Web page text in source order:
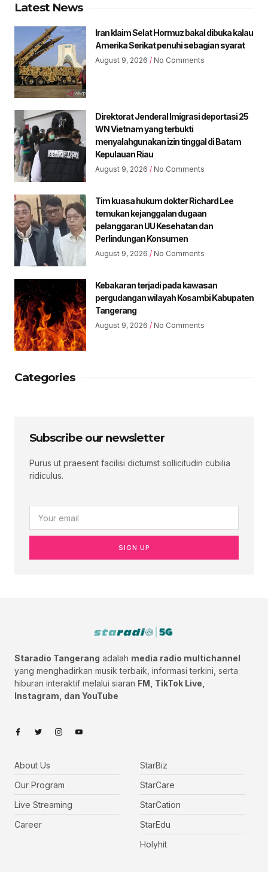
Latest News
Iran klaim Selat Hormuz bakal dibuka kalau
Amerika Serikat penuhi sebagian syarat
August 9, 2026 No Comments
Direktorat Jenderal Imigrasi deportasi 25
WN Vietnam yang terbukti
menyalahgunakan izin tinggal di Batam
Kepulauan Riau
August 9, 2026 No Comments
Tim kuasa hukum dokter Richard Lee
temukan kejanggalan dugaan
pelanggaran UU Kesehatan dan
Perlindungan Konsumen
August 9, 2026 No Comments
Kebakaran terjadi pada kawasan
pergudangan wilayah Kosambi Kabupaten
Tangerang
August 9, 2026 No Comments
Categories
Subscribe our newsletter
Purus ut praesent facilisi dictumst sollicitudin cubilia
ridiculus.
SIGN UP
Staradio Tangerang adalah media radio multichannel
yang menghadirkan musik terbaik, informasi terkini, serta
hiburan interaktif melalui siaran FM, TikTok Live,
Instagram, dan YouTube
About Us
Our Program
Live Streaming
Career
StarBiz
StarCare
StarCation
StarEdu
Holyhit